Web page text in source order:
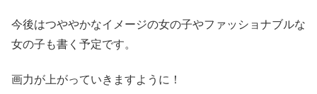
今後はつややかなイメージの女の子やファッショナブルな
女の子も書く予定です。
画力が上がっていきますように！